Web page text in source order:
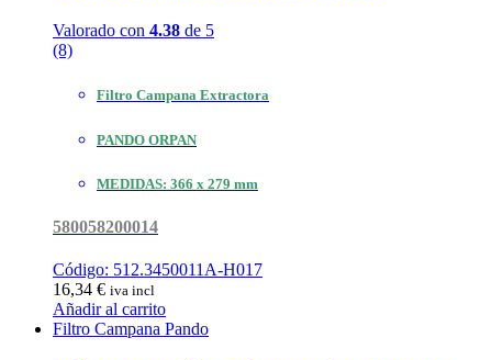
Valorado con 4.38 de 5
(8)
Filtro Campana Extractora
PANDO ORPAN
MEDIDAS: 366 x 279 mm
580058200014
Código: 512.3450011A-H017
16,34 € iva incl
Añadir al carrito
Filtro Campana Pando